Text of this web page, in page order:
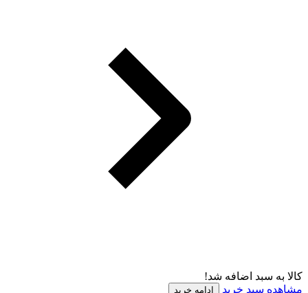
کالا به سبد اضافه شد!
مشاهده سبد خرید
ادامه خرید